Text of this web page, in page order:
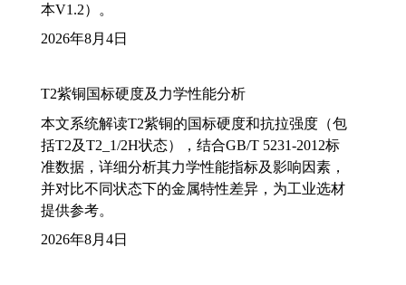
本V1.2）。
2026年8月4日
T2紫铜国标硬度及力学性能分析
本文系统解读T2紫铜的国标硬度和抗拉强度（包
括T2及T2_1/2H状态），结合GB/T 5231-2012标
准数据，详细分析其力学性能指标及影响因素，
并对比不同状态下的金属特性差异，为工业选材
提供参考。
2026年8月4日